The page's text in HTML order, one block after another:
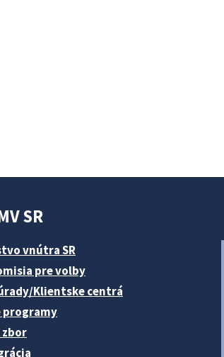
SR
vnútra SR
pre volby
Klientske centrá
programy
zbor